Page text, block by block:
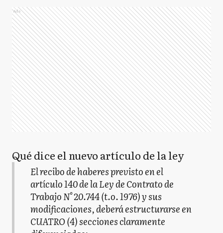
Ads
Qué dice el nuevo artículo de la ley
El recibo de haberes previsto en el
artículo 140 de la Ley de Contrato de
Trabajo N° 20.744 (t.o. 1976) y sus
modificaciones, deberá estructurarse en
CUATRO (4) secciones claramente